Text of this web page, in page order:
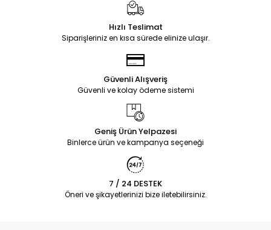
Hızlı Teslimat
Siparişleriniz en kısa sürede elinize ulaşır.
Güvenli Alışveriş
Güvenli ve kolay ödeme sistemi
Geniş Ürün Yelpazesi
Binlerce ürün ve kampanya seçeneği
7 / 24 DESTEK
Öneri ve şikayetlerinizi bize iletebilirsiniz.